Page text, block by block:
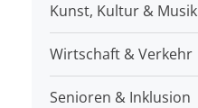
Kunst, Kultur & Musik
Wirtschaft & Verkehr
Senioren & Inklusion